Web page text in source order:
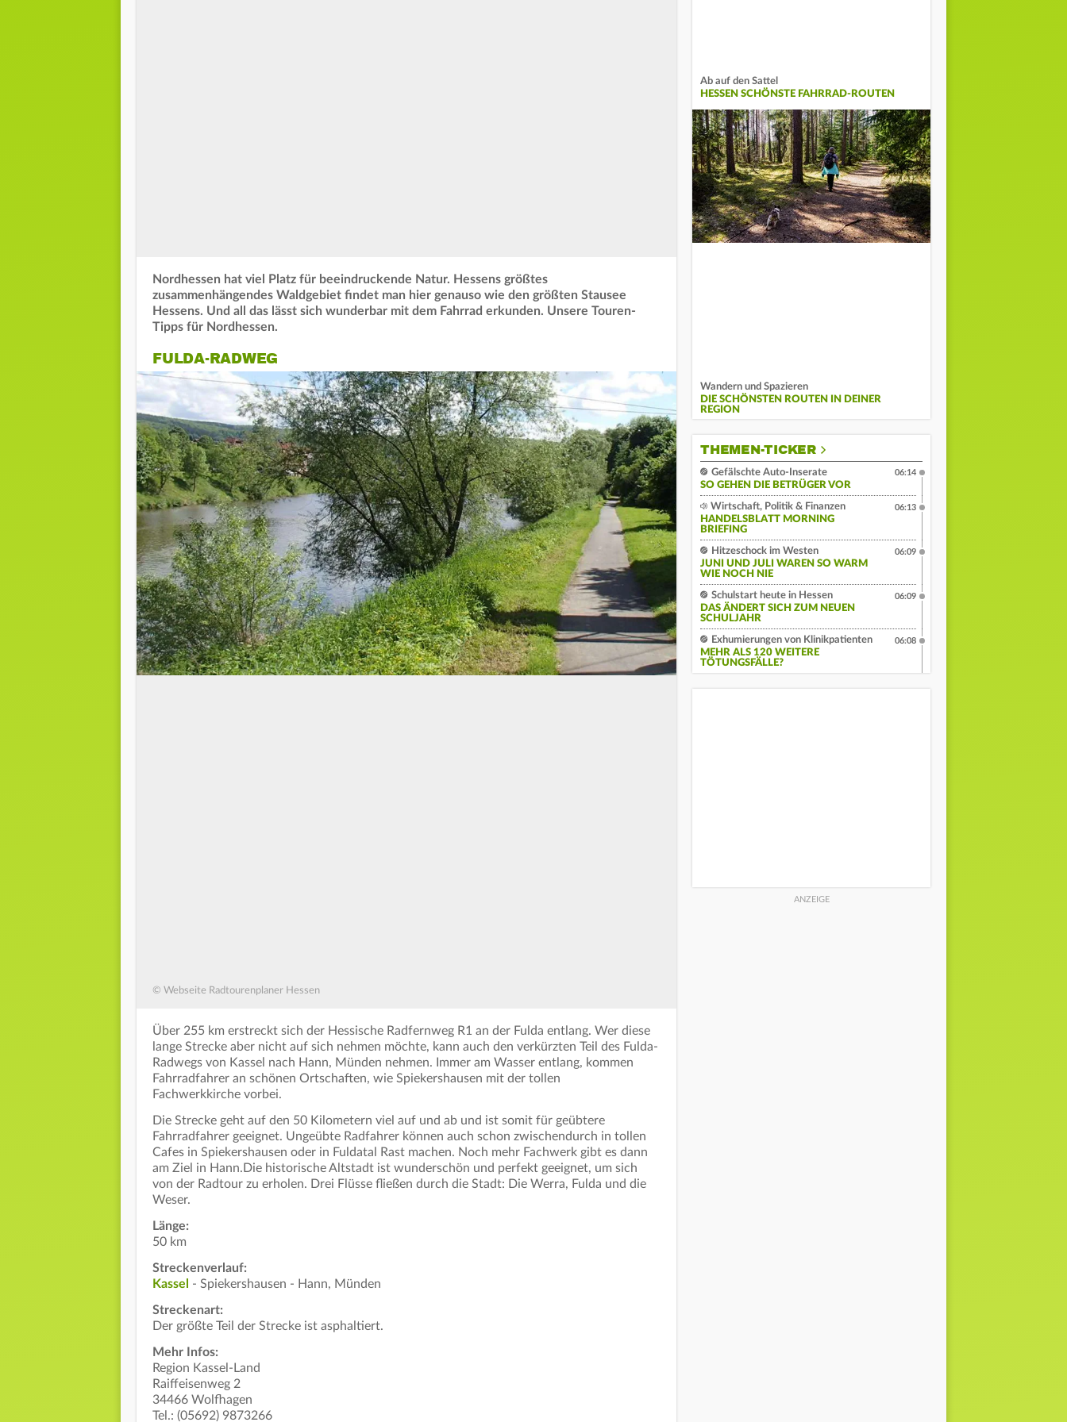
Nordhessen hat viel Platz für beeindruckende Natur. Hessens größtes
zusammenhängendes Waldgebiet findet man hier genauso wie den größten Stausee
Hessens. Und all das lässt sich wunderbar mit dem Fahrrad erkunden. Unsere Touren-
Tipps für Nordhessen.
FULDA-RADWEG
© Webseite Radtourenplaner Hessen
Über 255 km erstreckt sich der Hessische Radfernweg R1 an der Fulda entlang. Wer diese
lange Strecke aber nicht auf sich nehmen möchte, kann auch den verkürzten Teil des Fulda-
Radwegs von Kassel nach Hann, Münden nehmen. Immer am Wasser entlang, kommen
Fahrradfahrer an schönen Ortschaften, wie Spiekershausen mit der tollen
Fachwerkkirche vorbei.
Die Strecke geht auf den 50 Kilometern viel auf und ab und ist somit für geübtere
Fahrradfahrer geeignet. Ungeübte Radfahrer können auch schon zwischendurch in tollen
Cafes in Spiekershausen oder in Fuldatal Rast machen. Noch mehr Fachwerk gibt es dann
am Ziel in Hann.Die historische Altstadt ist wunderschön und perfekt geeignet, um sich
von der Radtour zu erholen. Drei Flüsse fließen durch die Stadt: Die Werra, Fulda und die
Weser.
Länge:
50 km
Streckenverlauf:
Kassel
- Spiekershausen - Hann, Münden
Streckenart:
Der größte Teil der Strecke ist asphaltiert.
Mehr Infos:
Region Kassel-Land
Raiffeisenweg 2
34466 Wolfhagen
Tel.: (05692) 9873266
Ab auf den Sattel
HESSEN SCHÖNSTE FAHRRAD-ROUTEN
Wandern und Spazieren
DIE SCHÖNSTEN ROUTEN IN DEINER
REGION
THEMEN-TICKER
Gefälschte Auto-Inserate
SO GEHEN DIE BETRÜGER VOR
06:14
Wirtschaft, Politik & Finanzen
HANDELSBLATT MORNING
BRIEFING
06:13
Hitzeschock im Westen
JUNI UND JULI WAREN SO WARM
WIE NOCH NIE
06:09
Schulstart heute in Hessen
DAS ÄNDERT SICH ZUM NEUEN
SCHULJAHR
06:09
Exhumierungen von Klinikpatienten
MEHR ALS 120 WEITERE
TÖTUNGSFÄLLE?
06:08